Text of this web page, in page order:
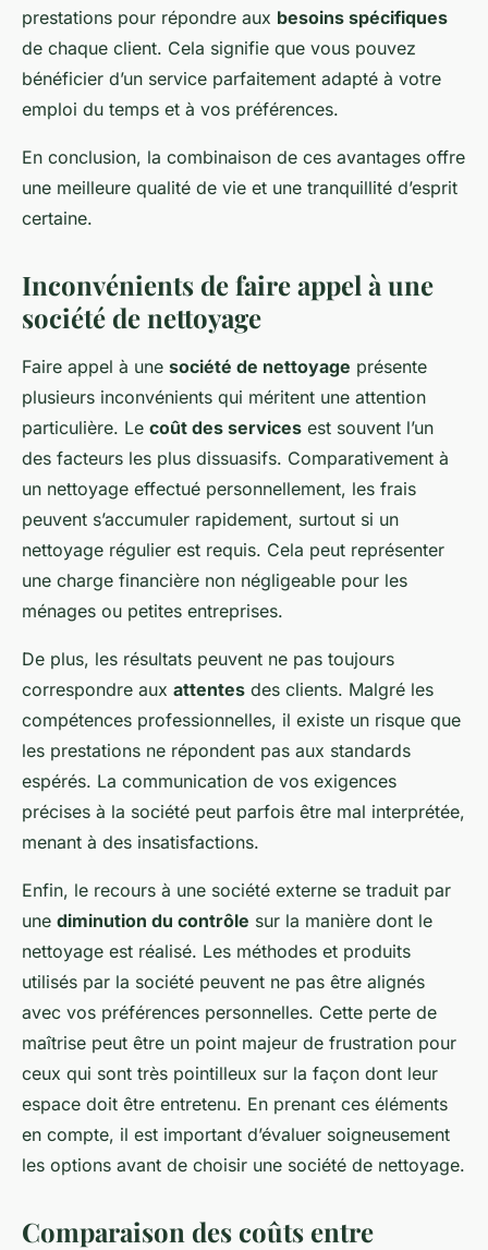
prestations pour répondre aux besoins spécifiques
de chaque client. Cela signifie que vous pouvez
bénéficier d’un service parfaitement adapté à votre
emploi du temps et à vos préférences.
En conclusion, la combinaison de ces avantages offre
une meilleure qualité de vie et une tranquillité d’esprit
certaine.
Inconvénients de faire appel à une
société de nettoyage
Faire appel à une société de nettoyage présente
plusieurs inconvénients qui méritent une attention
particulière. Le coût des services est souvent l’un
des facteurs les plus dissuasifs. Comparativement à
un nettoyage effectué personnellement, les frais
peuvent s’accumuler rapidement, surtout si un
nettoyage régulier est requis. Cela peut représenter
une charge financière non négligeable pour les
ménages ou petites entreprises.
De plus, les résultats peuvent ne pas toujours
correspondre aux attentes des clients. Malgré les
compétences professionnelles, il existe un risque que
les prestations ne répondent pas aux standards
espérés. La communication de vos exigences
précises à la société peut parfois être mal interprétée,
menant à des insatisfactions.
Enfin, le recours à une société externe se traduit par
une diminution du contrôle sur la manière dont le
nettoyage est réalisé. Les méthodes et produits
utilisés par la société peuvent ne pas être alignés
avec vos préférences personnelles. Cette perte de
maîtrise peut être un point majeur de frustration pour
ceux qui sont très pointilleux sur la façon dont leur
espace doit être entretenu. En prenant ces éléments
en compte, il est important d’évaluer soigneusement
les options avant de choisir une société de nettoyage.
Comparaison des coûts entre